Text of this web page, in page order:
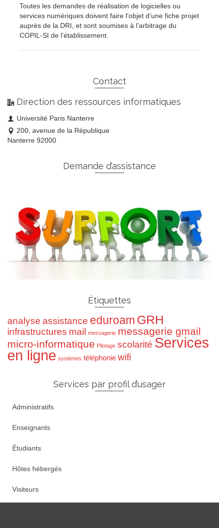
Toutes les demandes de réalisation de logicielles ou
services numériques doivent faire l’objet d’une fiche projet
auprès de la DRI, et sont soumises à l’arbitrage du
COPIL-SI de l’établissement.
Contact
Direction des ressources informatiques
Université Paris Nanterre
200, avenue de la République
Nanterre 92000
Demande d’assistance
Étiquettes
analyse assistance eduroam GRH
infrastructures mail messagerie messagerie gmail
micro-informatique Pilotage scolarité Services
en ligne systèmes téléphonie wifi
Services par profil d’usager
Administratifs
Enseignants
Étudiants
Hôtes hébergés
Visiteurs